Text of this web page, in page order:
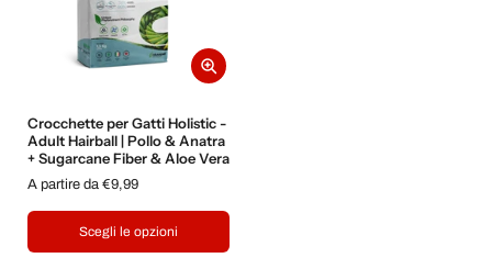
Crocchette per Gatti Holistic -
Adult Hairball | Pollo & Anatra
+ Sugarcane Fiber & Aloe Vera
A partire da €9,99
Scegli le opzioni